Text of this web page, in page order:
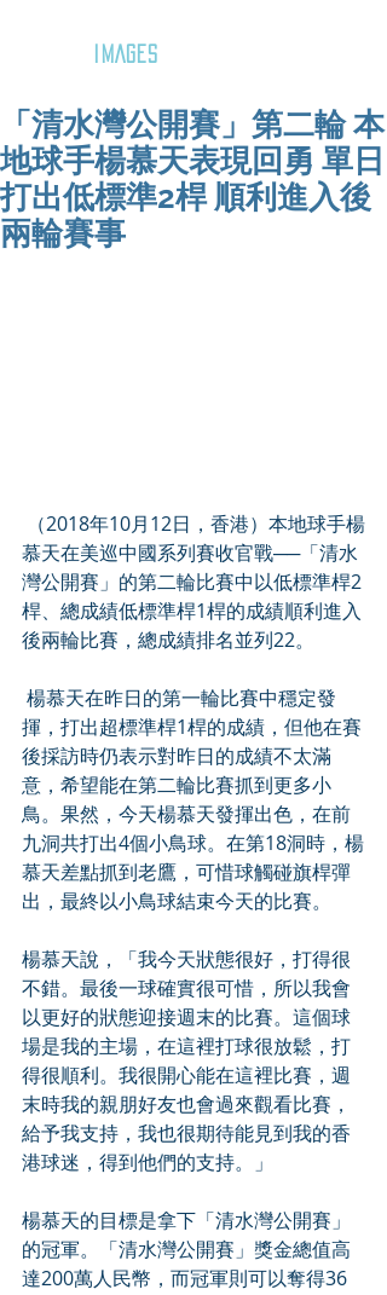
IMAGES
「清水灣公開賽」第二輪 本
地球手楊慕天表現回勇 單日
打出低標準2桿 順利進入後
兩輪賽事
慕天在美巡中國系列賽收官戰──「清水
灣公開賽」的第二輪比賽中以低標準桿2
桿、總成績低標準桿1桿的成績順利進入
後兩輪比賽，總成績排名並列22。
揮，打出超標準桿1桿的成績，但他在賽
後採訪時仍表示對昨日的成績不太滿
意，希望能在第二輪比賽抓到更多小
鳥。果然，今天楊慕天發揮出色，在前
九洞共打出4個小鳥球。在第18洞時，楊
慕天差點抓到老鷹，可惜球觸碰旗桿彈
出，最終以小鳥球結束今天的比賽。
楊慕天說，「我今天狀態很好，打得很
不錯。最後一球確實很可惜，所以我會
以更好的狀態迎接週末的比賽。這個球
場是我的主場，在這裡打球很放鬆，打
得很順利。我很開心能在這裡比賽，週
末時我的親朋好友也會過來觀看比賽，
給予我支持，我也很期待能見到我的香
港球迷，得到他們的支持。」
楊慕天的目標是拿下「清水灣公開賽」
的冠軍。「清水灣公開賽」獎金總值高
達200萬人民幣，而冠軍則可以奪得36